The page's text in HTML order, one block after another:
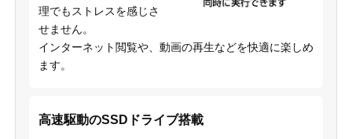
理でもストレスを感じさ
せません。
インターネット閲覧や、動画の再生などを快適に楽しめ
ます。
高速駆動のSSDドライブ搭載